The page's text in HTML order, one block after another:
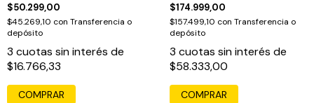
$50.299,00
$45.269,10 con Transferencia o
depósito
3 cuotas sin interés de
$16.766,33
$174.999,00
$157.499,10 con Transferencia o
depósito
3 cuotas sin interés de
$58.333,00